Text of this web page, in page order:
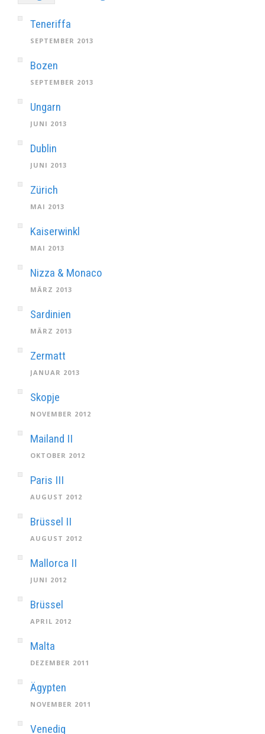
Teneriffa
SEPTEMBER 2013
Bozen
SEPTEMBER 2013
Ungarn
JUNI 2013
Dublin
JUNI 2013
Zürich
MAI 2013
Kaiserwinkl
MAI 2013
Nizza & Monaco
MÄRZ 2013
Sardinien
MÄRZ 2013
Zermatt
JANUAR 2013
Skopje
NOVEMBER 2012
Mailand II
OKTOBER 2012
Paris III
AUGUST 2012
Brüssel II
AUGUST 2012
Mallorca II
JUNI 2012
Brüssel
APRIL 2012
Malta
DEZEMBER 2011
Ägypten
NOVEMBER 2011
Venedig